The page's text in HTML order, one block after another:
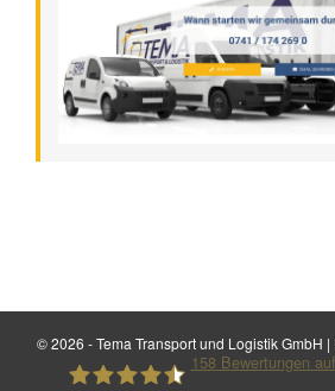
©2026 - Tema Transport und Logistik GmbH |
158Bewertungen